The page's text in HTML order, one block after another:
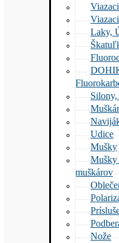
Laky,
Udice
Mušky
Mušky
muškárov
Nože